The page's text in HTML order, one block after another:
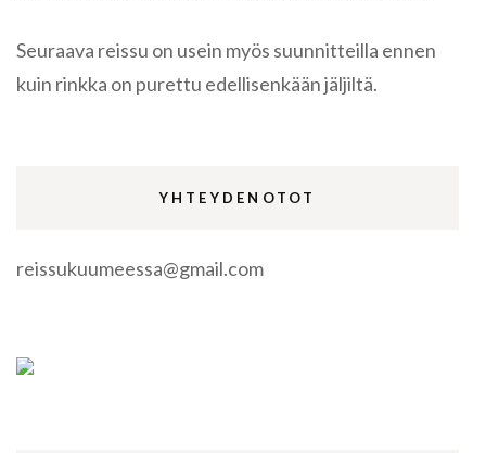
Seuraava reissu on usein myös suunnitteilla ennen
kuin rinkka on purettu edellisenkään jäljiltä.
YHTEYDENOTOT
reissukuumeessa@gmail.com